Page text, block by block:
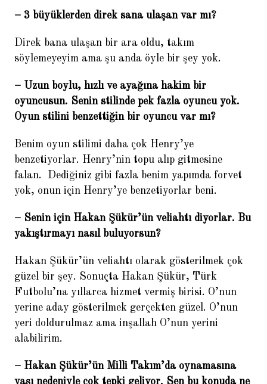
– 3 büyüklerden direk sana ulaşan var mı?
Direk bana ulaşan bir ara oldu, takım
söylemeyeyim ama şu anda öyle bir şey yok.
– Uzun boylu, hızlı ve ayağına hakim bir
oyuncusun. Senin stilinde pek fazla oyuncu yok.
Oyun stilini benzettiğin bir oyuncu var mı?
Benim oyun stilimi daha çok Henry’ye
benzetiyorlar. Henry’nin topu alıp gitmesine
falan. Dediğiniz gibi fazla benim yapımda forvet
yok, onun için Henry’ye benzetiyorlar beni.
– Senin için Hakan Şükür’ün veliahtı diyorlar. Bu
yakıştırmayı nasıl buluyorsun?
Hakan Şükür’ün veliahtı olarak gösterilmek çok
güzel bir şey. Sonuçta Hakan Şükür, Türk
Futbolu’na yıllarca hizmet vermiş birisi. O’nun
yerine aday gösterilmek gerçekten güzel. O’nun
yeri doldurulmaz ama inşallah O’nun yerini
alabilirim.
– Hakan Şükür’ün Milli Takım’da oynamasına